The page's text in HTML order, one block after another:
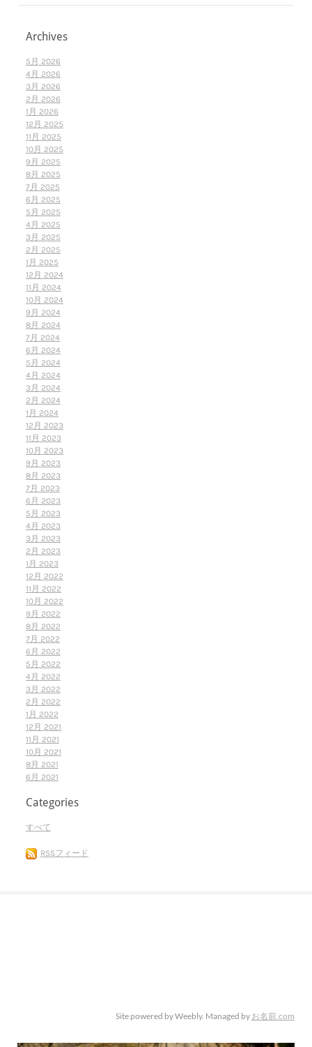
Archives
5月 2026
4月 2026
3月 2026
2月 2026
1月 2026
12月 2025
11月 2025
10月 2025
9月 2025
8月 2025
7月 2025
6月 2025
5月 2025
4月 2025
3月 2025
2月 2025
1月 2025
12月 2024
11月 2024
10月 2024
9月 2024
8月 2024
7月 2024
6月 2024
5月 2024
4月 2024
3月 2024
2月 2024
1月 2024
12月 2023
11月 2023
10月 2023
9月 2023
8月 2023
7月 2023
6月 2023
5月 2023
4月 2023
3月 2023
2月 2023
1月 2023
12月 2022
11月 2022
10月 2022
9月 2022
8月 2022
7月 2022
6月 2022
5月 2022
4月 2022
3月 2022
2月 2022
1月 2022
12月 2021
11月 2021
10月 2021
8月 2021
6月 2021
Categories
すべて
RSSフィード
Site powered by Weebly. Managed by お名前.com